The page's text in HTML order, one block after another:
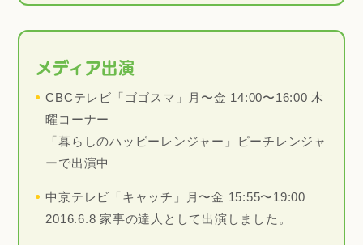
メディア出演
CBCテレビ「ゴゴスマ」月〜金 14:00〜16:00 木
曜コーナー
「暮らしのハッピーレンジャー」ピーチレンジャ
ーで出演中
中京テレビ「キャッチ」月〜金 15:55〜19:00
2016.6.8 家事の達人として出演しました。